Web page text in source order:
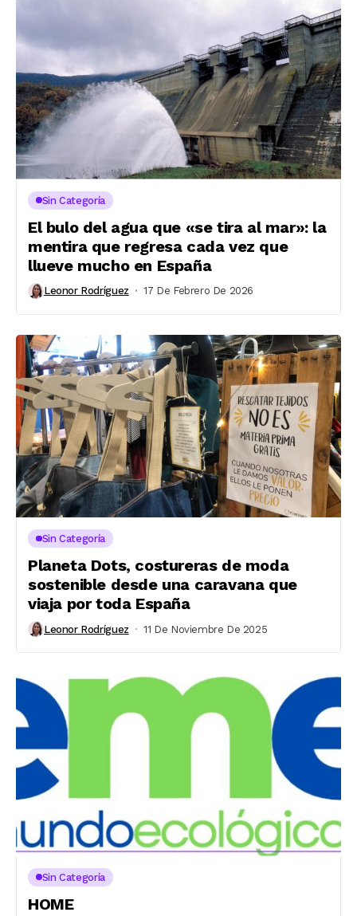
Sin Categoría
El bulo del agua que «se tira al mar»: la
mentira que regresa cada vez que
llueve mucho en España
Leonor Rodríguez 17 De Febrero De 2026
Sin Categoría
Planeta Dots, costureras de moda
sostenible desde una caravana que
viaja por toda España
Leonor Rodríguez 11 De Noviembre De 2025
Sin Categoría
HOME